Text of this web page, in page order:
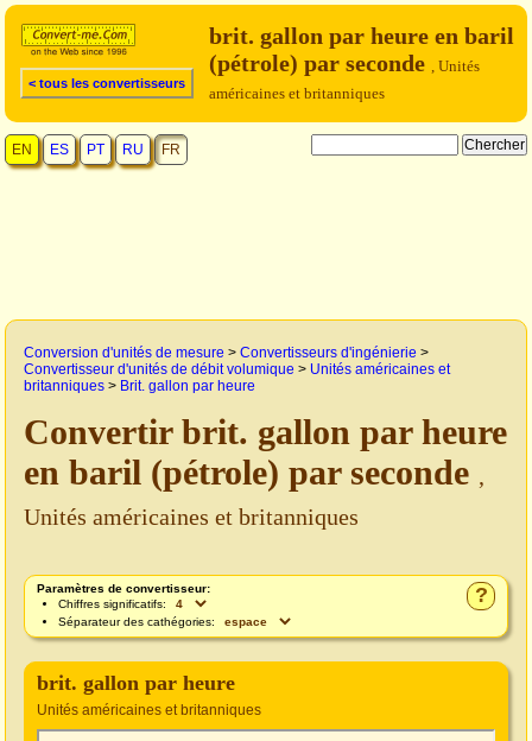
< tous les convertisseurs
brit. gallon par heure en baril
(pétrole) par seconde , Unités
américaines et britanniques
EN ES PT RU FR
Conversion d'unités de mesure > Convertisseurs d'ingénierie >
Convertisseur d'unités de débit volumique > Unités américaines et
britanniques > Brit. gallon par heure
Convertir brit. gallon par heure
en baril (pétrole) par seconde ,
Unités américaines et britanniques
?
Paramètres de convertisseur:
Chiffres significatifs:
Séparateur des cathégories:
brit. gallon par heure
Unités américaines et britanniques